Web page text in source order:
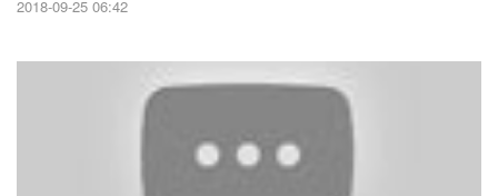
2018-09-25 06:42